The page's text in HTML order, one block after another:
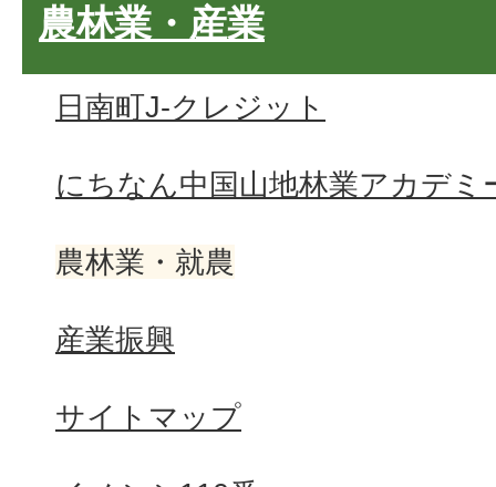
農林業・産業
日南町J-クレジット
にちなん中国山地林業アカデミ
農林業・就農
産業振興
サイトマップ